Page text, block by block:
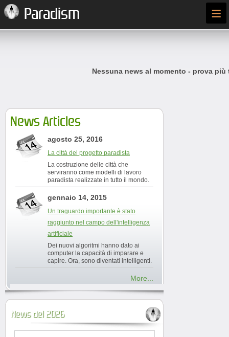
Paradism ≡
Nessuna news al momento - prova più
News Articles
agosto 25, 2016
La città del progetto paradista
La costruzione delle città che
serviranno come modelli di lavoro
paradista realizzate in tutto il mondo.
gennaio 14, 2015
Un traguardo importante è stato
raggiunto nel campo dell'intelligenza
artificiale
Dei nuovi algoritmi hanno dato ai
computer la capacità di imparare e
capire. Ora, sono diventati intelligenti.
More...
News del 2026